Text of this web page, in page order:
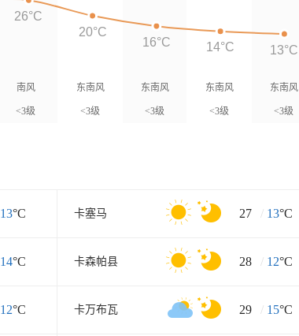
南风
<3级
东南风
<3级
东南风
<3级
东南风
<3级
东南风
<3级
26°C
20°C
16°C 14°C 13°C
13°C 卡塞马 27 / 13°C
14°C 卡森帕县 28 / 12°C
12°C 卡万布瓦 29 / 15°C